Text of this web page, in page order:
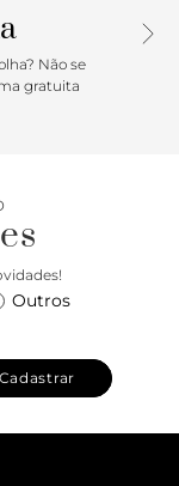
E,
com todo o
brilhar - muito! -
retrô já é
Não se
gratuita
Outros
Cadastrar